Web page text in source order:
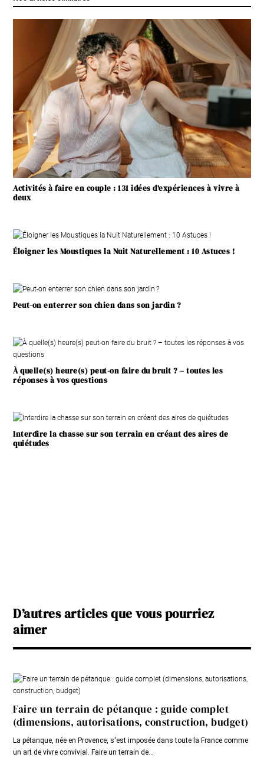
Activités à faire en couple : 131 idées d’expériences à vivre à
deux
Éloigner les Moustiques la Nuit Naturellement : 10 Astuces !
Peut-on enterrer son chien dans son jardin ?
À quelle(s) heure(s) peut-on faire du bruit ? – toutes les
réponses à vos questions
Interdire la chasse sur son terrain en créant des aires de
quiétudes
D’autres articles que vous pourriez
aimer
Faire un terrain de pétanque : guide complet
(dimensions, autorisations, construction, budget)
La pétanque, née en Provence, s'est imposée dans toute la France comme
un art de vivre convivial. Faire un terrain de...